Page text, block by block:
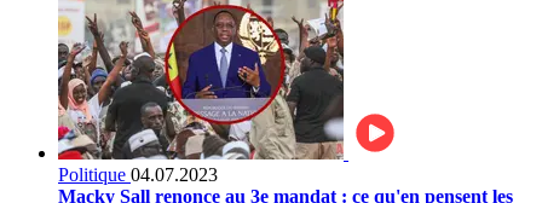
Politique 04.07.2023
Macky Sall renonce au 3e mandat : ce qu'en pensent les